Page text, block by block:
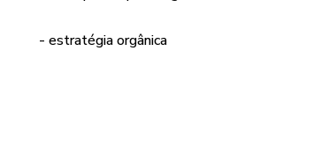
- estratégia orgânica